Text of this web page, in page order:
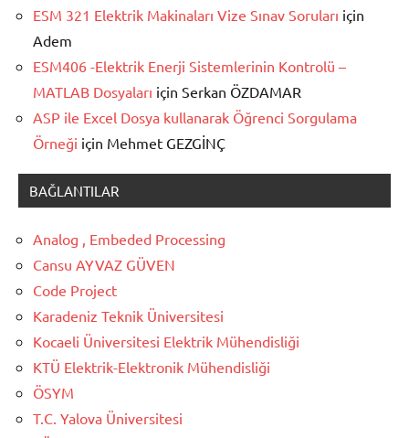
ESM 321 Elektrik Makinaları Vize Sınav Soruları için
Adem
ESM406 -Elektrik Enerji Sistemlerinin Kontrolü –
MATLAB Dosyaları için Serkan ÖZDAMAR
ASP ile Excel Dosya kullanarak Öğrenci Sorgulama
Örneği için Mehmet GEZGİNÇ
BAĞLANTILAR
Analog , Embeded Processing
Cansu AYVAZ GÜVEN
Code Project
Karadeniz Teknik Üniversitesi
Kocaeli Üniversitesi Elektrik Mühendisliği
KTÜ Elektrik-Elektronik Mühendisliği
ÖSYM
T.C. Yalova Üniversitesi